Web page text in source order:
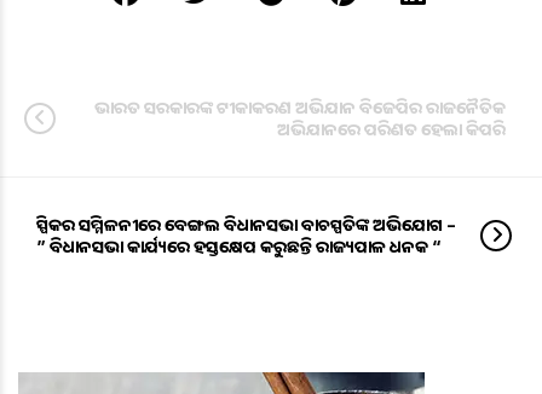
ଭାରତ ସରକାରଙ୍କ ଟୀକାକରଣ ଅଭିଯାନ ବିଜେପିର ରାଜନୈତିକ
ଅଭିଯାନରେ ପରିଣତ ହେଲା କିପରି
ସ୍ପିକର ସମ୍ମିଳନୀରେ ବେଙ୍ଗଲ ବିଧାନସଭା ବାଚସ୍ପତିଙ୍କ ଅଭିଯୋଗ –
” ବିଧାନସଭା କାର୍ଯ୍ୟରେ ହସ୍ତକ୍ଷେପ କରୁଛନ୍ତି ରାଜ୍ୟପାଳ ଧନକଡ “